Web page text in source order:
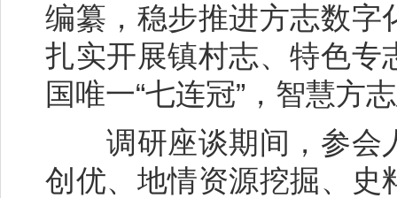
编纂，稳步推进方志数字
扎实开展镇村志、特色专
国唯一“七连冠”，智慧方
调研座谈期间，参会
创优、地情资源挖掘、史